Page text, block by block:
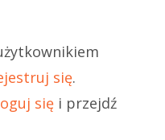
się.
sięi przejdź